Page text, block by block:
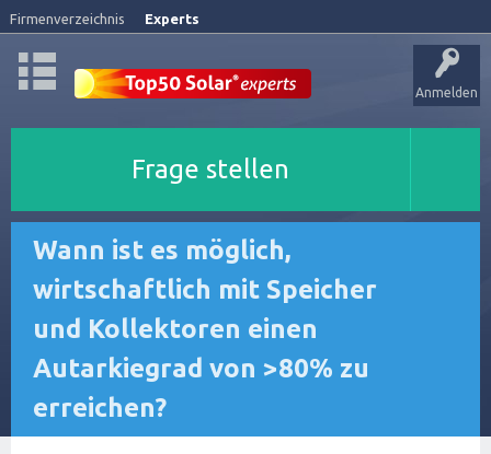
Firmenverzeichnis Experts
Anmelden
Frage stellen
Wann ist es möglich,
wirtschaftlich mit Speicher
und Kollektoren einen
Autarkiegrad von >80% zu
erreichen?